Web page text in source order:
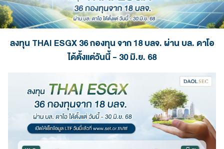
ลงทุน THAI ESGX 36 กองทุน จาก 18 บลจ. ผ่าน บล. ดาโอ
ได้ตั้งแต่วันนี้ - 30 มิ.ย. 68